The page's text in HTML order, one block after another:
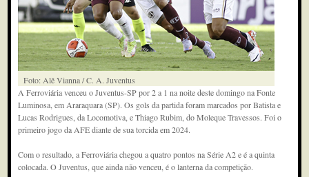
Foto: Alê Vianna / C. A. Juventus
A Ferroviária venceu o Juventus-SP por 2 a 1 na noite deste domingo na Fonte
Luminosa, em Araraquara (SP). Os gols da partida foram marcados por Batista e
Lucas Rodrigues, da Locomotiva, e Thiago Rubim, do Moleque Travessos. Foi o
primeiro jogo da AFE diante de sua torcida em 2024.
Com o resultado, a Ferroviária chegou a quatro pontos na Série A2 e é a quinta
colocada. O Juventus, que ainda não venceu, é o lanterna da competição.